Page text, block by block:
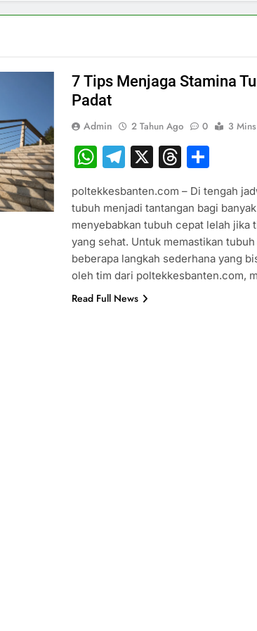
7 Tips Menjaga Stamina
Padat
Admin 2 Tahun Ago 0 3 Mins
WhatsApp
Telegram
X Threads
poltekkesbanten.com – Di tengah
tubuh menjadi tantangan bagi
menyebabkan tubuh cepat lelah jika
yang sehat. Untuk memastikan
beberapa langkah sederhana yang
oleh tim dari poltekkesbanten.com,
Read Full News